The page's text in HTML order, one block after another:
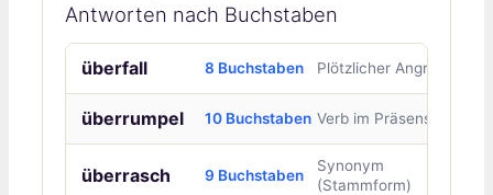
Antworten nach Buchstaben
überfall 8 Buchstaben Plötzlicher Angriff
überrumpel 10 Buchstaben Verb im Präsens
überrasch 9 Buchstaben
Synonym
(Stammform)